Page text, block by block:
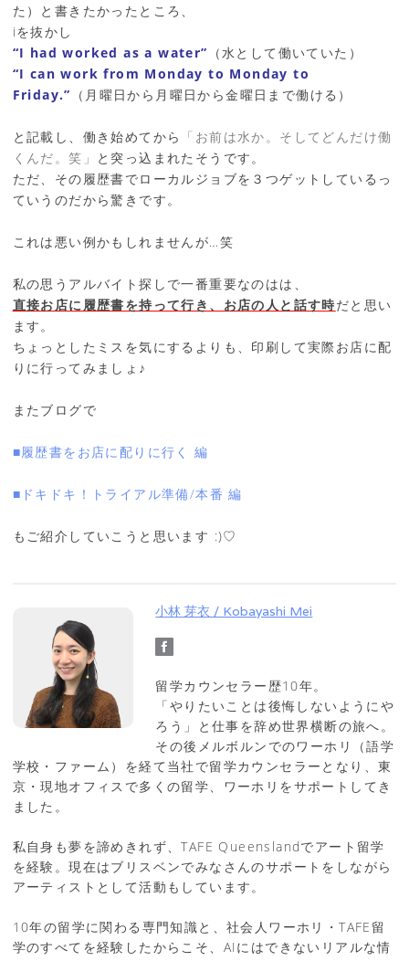
た）と書きたかったところ、
iを抜かし
“I had worked as a water” （水として働いていた）
“I can work from Monday to Monday to
Friday.” （月曜日から月曜日から金曜日まで働ける）
と記載し、働き始めてから 「お前は水か。そしてどんだけ働
くんだ。笑」 と突っ込まれたそうです。
ただ、その履歴書でローカルジョブを３つゲットしているっ
ていうのだから驚きです。
これは悪い例かもしれませんが…笑
私の思うアルバイト探しで一番重要なのはは、
直接お店に履歴書を持って行き、お店の人と話す時だと思い
ます。
ちょっとしたミスを気にするよりも、印刷して実際お店に配
りに行ってみましょ♪
またブログで
■履歴書をお店に配りに行く 編
■ドキドキ！トライアル準備/本番 編
もご紹介していこうと思います :)♡
小林 芽衣 / Kobayashi Mei
留学カウンセラー歴10年。
「やりたいことは後悔しないようにや
ろう」と仕事を辞め世界横断の旅へ。
その後メルボルンでのワーホリ（語学
学校・ファーム）を経て当社で留学カウンセラーとなり、東
京・現地オフィスで多くの留学、ワーホリをサポートしてき
ました。
私自身も夢を諦めきれず、TAFE Queenslandでアート留学
を経験。現在はブリスベンでみなさんのサポートをしながら
アーティストとして活動もしています。
10年の留学に関わる専門知識と、社会人ワーホリ・TAFE留
学のすべてを経験したからこそ、AIにはできないリアルな情